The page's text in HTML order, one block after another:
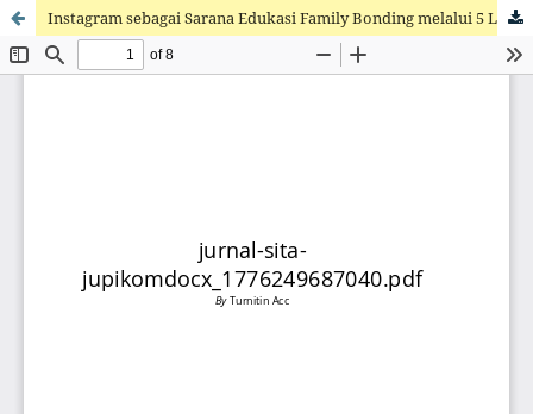
Instagram sebagai Sarana Edukasi Family Bonding melalui 5 Love Languages